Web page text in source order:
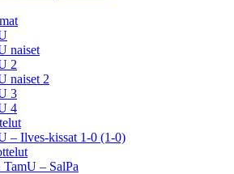
naiset
2
naiset 2
3
4
– Ilves-kissat 1-0 (1-0)
TamU – SalPa